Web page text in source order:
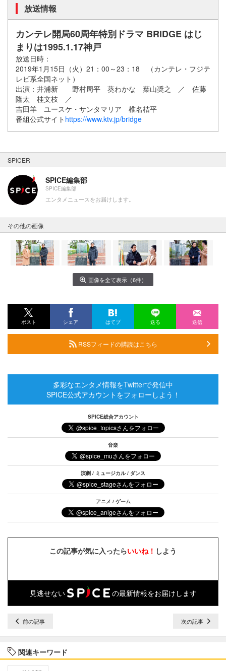
放送情報
カンテレ開局60周年特別ドラマ BRIDGE はじ
まりは1995.1.17神戸
放送日時：
2019年1月15日（火）21：00～23：18 （カンテレ・フジテ
レビ系全国ネット）
出演：井浦新 野村周平 葵わかな 葉山奨之 ／ 佐藤
隆太 桂文枝 ／
吉田羊 ユースケ・サンタマリア 椎名桔平
番組公式サイト https://www.ktv.jp/bridge
SPICER
SPICE編集部
SPICE編集部
エンタメニュースをお届けします。
その他の画像
画像を全て表示（6件）
ポスト シェア はてブ 送る 送信
RSSフィードの購読はこちら
多彩なエンタメ情報をTwitterで発信中
SPICE公式アカウントをフォローしよう！
SPICE総合アカウント
音楽
演劇 / ミュージカル / ダンス
アニメ / ゲーム
この記事が気に入ったらいいね！ しよう
見逃せない の最新情報をお届けします
前の記事 次の記事
関連キーワード